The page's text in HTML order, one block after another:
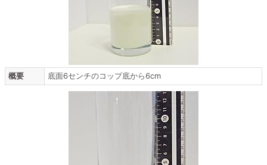
概要 底面6センチのコップ底から6cm